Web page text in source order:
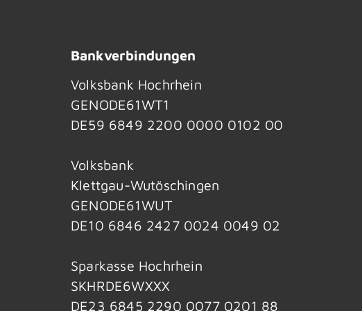
Bankverbindungen
Volksbank Hochrhein
GENODE61WT1
DE59 6849 2200 0000 0102 00
Volksbank
Klettgau-Wutöschingen
GENODE61WUT
DE10 6846 2427 0024 0049 02
Sparkasse Hochrhein
SKHRDE6WXXX
DE23 6845 2290 0077 0201 88